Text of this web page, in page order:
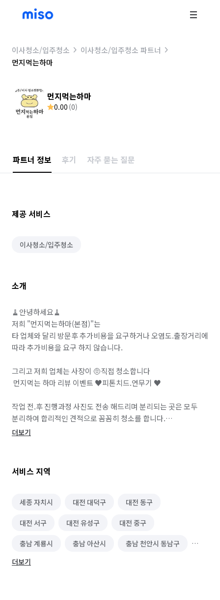
이사청소/입주청소
이사청소/입주청소 파트너
먼지먹는하마
먼지먹는하마
0.00 (0)
파트너 정보 후기 자주 묻는 질문
제공 서비스
이사청소/입주청소
소개
🧹안녕하세요🧹
저희 "먼지먹는하마(본점)"는
타 업체와 달리 방문후 추가비용을 요구하거나 오염도.출장거리에
따라 추가비용을 요구 하지 않습니다.
그리고 저희 업체는 사장이 🤨직접 청소합니다
먼지먹는 하마 리뷰 이벤트 ♥피톤치드.연무기 ♥
작업 전.후 진행과정 사진도 전송 해드리며 분리되는 곳은 모두
분리하여 합리적인 견적으로 꼼꼼히 청소를 합니다.
"친환경세제"만을 사용하며
평수가틀릴경우.다른 시공사와 겹치는경우.베란다비확장인 경우
외창청소는 는 제외)
-네이버블로그
-인스타그램
instagram.com/hama_clean
더보기
서비스 지역
세종 자치시 대전 대덕구 대전 동구
대전 서구 대전 유성구 대전 중구
충남 계룡시 충남 아산시 충남 천안시 동남구
충남 천안시 서북구
더보기